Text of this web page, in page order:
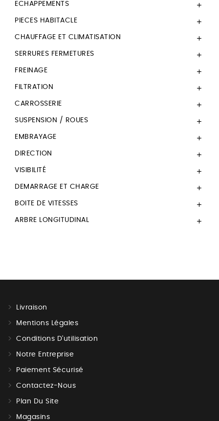
ECHAPPEMENTS 
PIECES HABITACLE 
CHAUFFAGE ET CLIMATISATION 
SERRURES FERMETURES 
FREINAGE 
FILTRATION 
CARROSSERIE 
SUSPENSION / ROUES 
EMBRAYAGE 
DIRECTION 
VISIBILITÉ 
DEMARRAGE ET CHARGE 
BOITE DE VITESSES 
ARBRE LONGITUDINAL 
Livraison
Mentions Légales
Conditions D'utilisation
Notre Entreprise
Paiement Sécurisé
Contactez-Nous
Plan Du Site
Magasins